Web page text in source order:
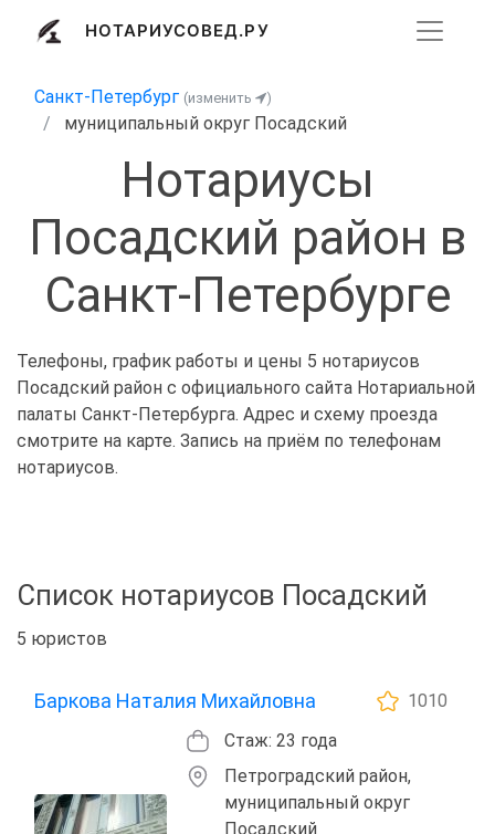
НОТАРИУСОВЕД.РУ
Санкт-Петербург (изменить )
муниципальный округ Посадский
Нотариусы
Посадский район в
Санкт-Петербурге
Телефоны, график работы и цены 5 нотариусов
Посадский район с официального сайта Нотариальной
палаты Санкт-Петербурга. Адрес и схему проезда
смотрите на карте. Запись на приём по телефонам
нотариусов.
Список нотариусов Посадский
5 юристов
Баркова Наталия Михайловна
1010
Стаж: 23 года
Петроградский район,
муниципальный округ
Посадский